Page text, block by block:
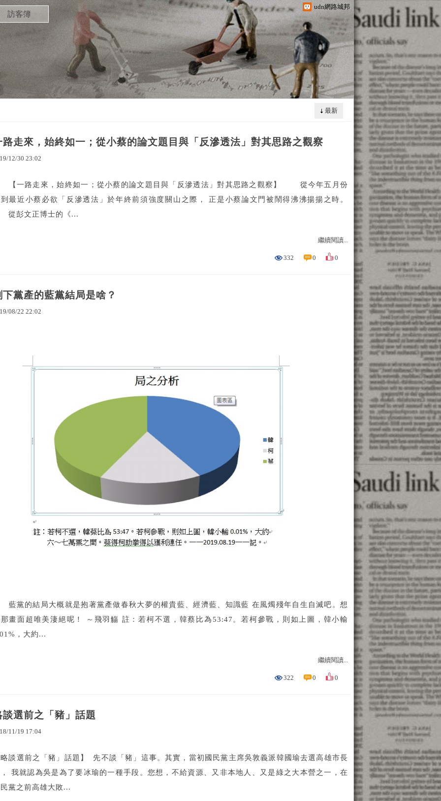
udn網路城邦
訪客簿
最新
路走來，始終如一；從小蔡的論文題目與「反滲透法」對其思路之觀察
/12/30 23:02
一路走來，始終如一；從小蔡的論文題目與「反滲透法」對其思路之觀察】 從今年五月份
最近小蔡必欲「反滲透法」於年終前須強度關山之際， 正是小蔡論文門被鬧得沸沸揚揚之時。
彭文正博士的《...
繼續閱讀...
332 0 0
下黨產的藍黨結局是啥？
/08/22 22:02
的結局大概就是抱著黨產做春秋大夢的權貴藍、經濟藍、知識藍 在風燭殘年自生自滅吧。想
畫面超唯美淒絕呢！ ～飛羽觴 註：若柯不選，韓蔡比為53:47。若柯參戰，則如上圖，韓小輸
，大約...
繼續閱讀...
322 0 0
談選前之「豬」話題
/11 /19 17:04
談選前之「豬」話題】 先不談「豬」這事。其實，當初國民黨主席吳敦義派韓國瑜去選高雄市長
我就認為吳是為了要冰瑜的一種手段。您想，不給資源、又非本地人、又是綠之大本營之一，在
黨之前高雄大敗...